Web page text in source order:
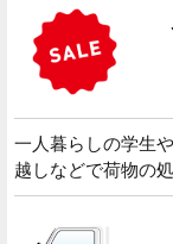
一人暮らしの学生
越しなどで荷物の